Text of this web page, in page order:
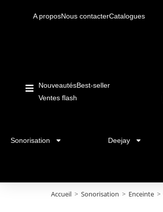
A proposNous contacterCatalogues
NouveautésBest-seller
Ventes flash
Sonorisation Deejay
Accueil > Sonorisation > Enceinte >